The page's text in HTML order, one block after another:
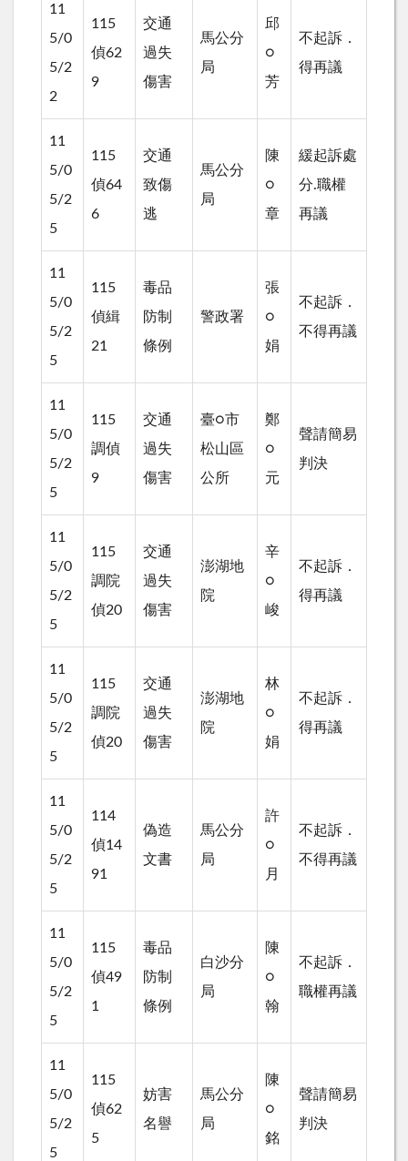
11
5/0
5/2
2
115
偵62
9
交通
過失
傷害
馬公分
局
邱
○
芳
不起訴．
得再議
11
5/0
5/2
5
115
偵64
6
交通
致傷
逃
馬公分
局
陳
○
章
緩起訴處
分.職權
再議
11
5/0
5/2
5
115
偵緝
21
毒品
防制
條例
警政署
張
○
娟
不起訴．
不得再議
11
5/0
5/2
5
115
調偵
9
交通
過失
傷害
臺○市
松山區
公所
鄭
○
元
聲請簡易
判決
11
5/0
5/2
5
115
調院
偵20
交通
過失
傷害
澎湖地
院
辛
○
峻
不起訴．
得再議
11
5/0
5/2
5
115
調院
偵20
交通
過失
傷害
澎湖地
院
林
○
娟
不起訴．
得再議
11
5/0
5/2
5
114
偵14
91
偽造
文書
馬公分
局
許
○
月
不起訴．
不得再議
11
5/0
5/2
5
115
偵49
1
毒品
防制
條例
白沙分
局
陳
○
翰
不起訴．
職權再議
11
5/0
5/2
5
115
偵62
5
妨害
名譽
馬公分
局
陳
○
銘
聲請簡易
判決